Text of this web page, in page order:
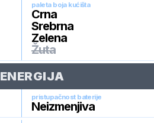
paleta boja kućišta
Crna
Srebrna
Zelena
Žuta
ENERGIJA
pristupačnost baterije
Neizmenjiva